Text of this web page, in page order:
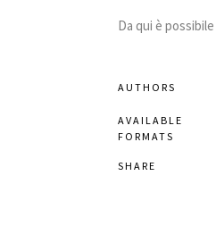
Da qui è possibile
AUTHORS
AVAILABLE
FORMATS
SHARE